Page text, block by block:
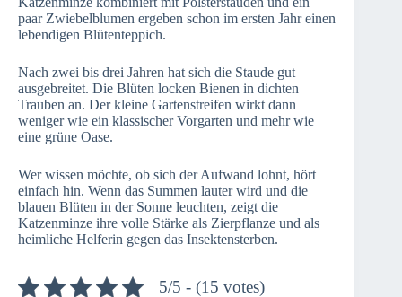
paar Zwiebelblumen ergeben schon im ersten Jahr einen
lebendigen Blütenteppich.
Nach zwei bis drei Jahren hat sich die Staude gut
ausgebreitet. Die Blüten locken Bienen in dichten
Trauben an. Der kleine Gartenstreifen wirkt dann
weniger wie ein klassischer Vorgarten und mehr wie
eine grüne Oase.
Wer wissen möchte, ob sich der Aufwand lohnt, hört
einfach hin. Wenn das Summen lauter wird und die
blauen Blüten in der Sonne leuchten, zeigt die
Katzenminze ihre volle Stärke als Zierpflanze und als
heimliche Helferin gegen das Insektensterben.
5/5 - (15 votes)